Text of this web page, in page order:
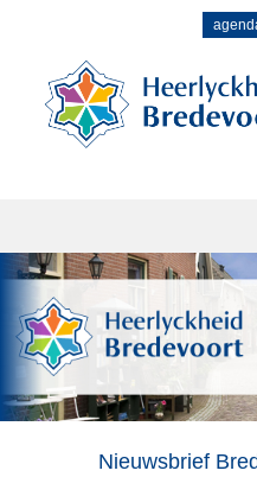
Nieuwsbrief